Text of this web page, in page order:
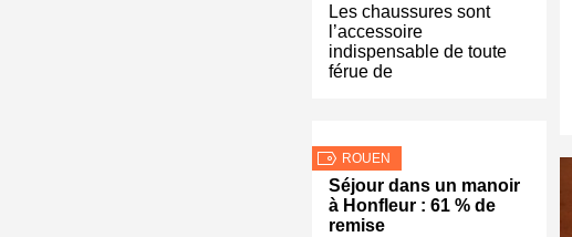
Les chaussures sont
l’accessoire
indispensable de toute
férue de
ROUEN
Séjour dans un manoir
à Honfleur : 61 % de
remise